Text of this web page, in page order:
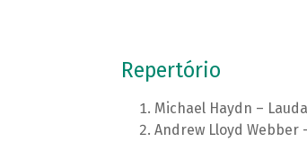
Repertório
Michael Haydn –
Andrew Lloyd Webber